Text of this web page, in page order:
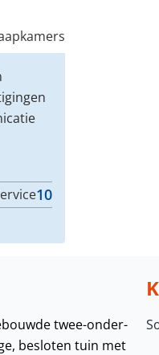
10
twee-onder-
besloten tuin met